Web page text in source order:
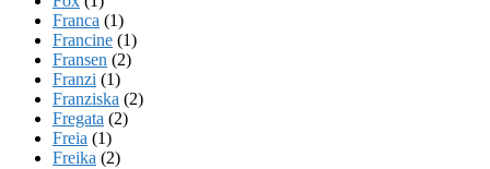
Franca (1)
Francine (1)
Fransen (2)
Franzi (1)
Franziska (2)
Fregata (2)
Freia (1)
Freika (2)